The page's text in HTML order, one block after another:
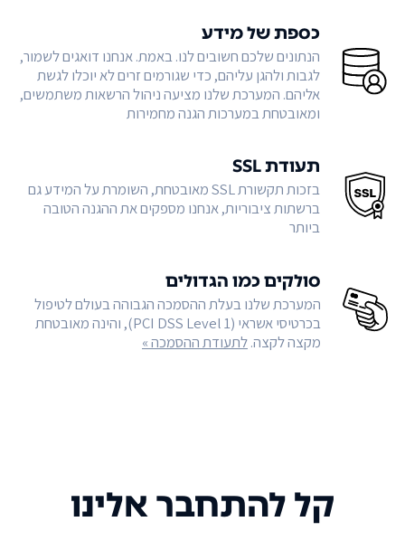
כספת של מידע
הנתונים שלכם חשובים לנו. באמת. אנחנו דואגים לשמור,
לגבות ולהגן עליהם, כדי שגורמים זרים לא יוכלו לגשת
אליהם. המערכת שלנו מציעה ניהול הרשאות משתמשים,
ומאובטחת במערכות הגנה מחמירות
תעודת SSL
בזכות תקשורת SSL מאובטחת, השומרת על המידע גם
ברשתות ציבוריות, אנחנו מספקים את ההגנה הטובה
ביותר
סולקים כמו הגדולים
המערכת שלנו בעלת ההסמכה הגבוהה בעולם לטיפול
בכרטיסי אשראי (PCI DSS Level 1), והינה מאובטחת
מקצה לקצה.לתעודת ההסמכה »
קל להתחבר אלינו